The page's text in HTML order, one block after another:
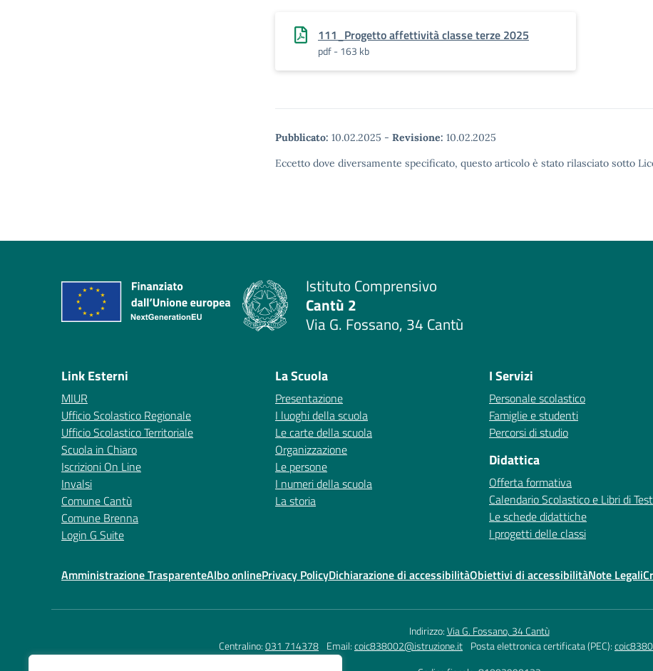
111_Progetto affettività classe terze 2025
pdf - 163 kb
Pubblicato: 10.02.2025 - Revisione: 10.02.2025
Eccetto dove diversamente specificato, questo articolo è stato rilasciato sotto
Istituto Comprensivo
Cantù 2
Via G. Fossano, 34 Cantù
Link Esterni
MIUR
Ufficio Scolastico Regionale
Ufficio Scolastico Territoriale
Scuola in Chiaro
Iscrizioni On Line
Invalsi
Comune Cantù
Comune Brenna
Login G Suite
La Scuola
Presentazione
I luoghi della scuola
Le carte della scuola
Organizzazione
Le persone
I numeri della scuola
La storia
I Servizi
Personale scolastico
Famiglie e studenti
Percorsi di studio
Didattica
Offerta formativa
Calendario Scolastico e Libri di
Le schede didattiche
I progetti delle classi
Amministrazione TrasparenteAlbo onlinePrivacy PolicyDichiarazione di accessibilitàObiettivi di accessibilitàNote Legali
Indirizzo:Via G. Fossano, 34 Cantù
Centralino:031 714378 Email:coic838002@istruzione.it Posta elettronica certificata (PEC):